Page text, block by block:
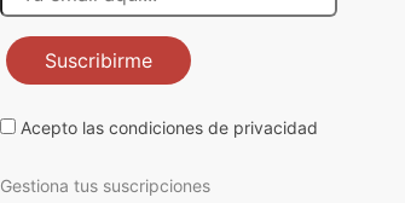
Suscribirme
Acepto las condiciones de privacidad
Gestiona tus suscripciones